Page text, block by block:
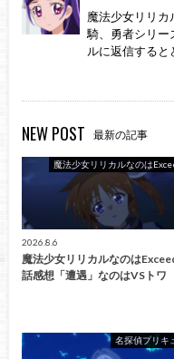
魔法少女リリ
騎、勇者シリー
ルに返信すると
NEW POST 最新の記事
魔法少女リリカルなのは
2026.8.6
魔法少女リリカルなのは
話感想「遭遇」なのはVSトワ
名探偵プリキ